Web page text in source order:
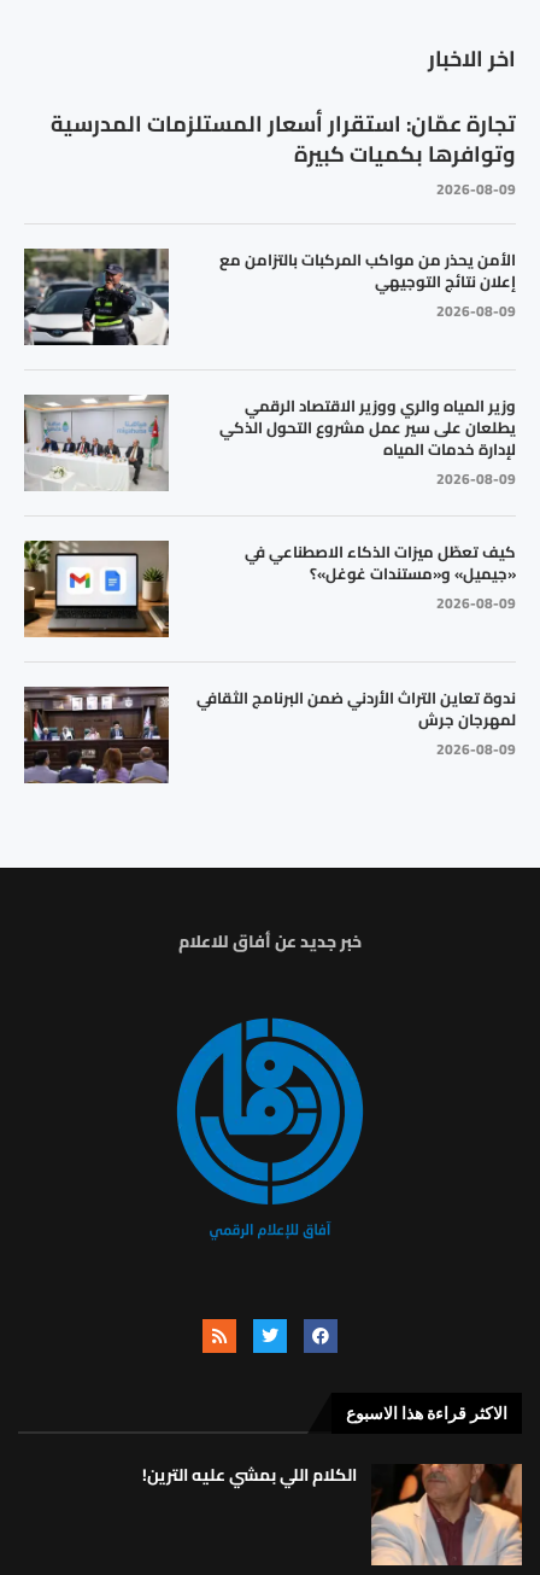
اخر الاخبار
تجارة عمّان: استقرار أسعار المستلزمات المدرسية
وتوافرها بكميات كبيرة
2026-08-09
الأمن يحذر من مواكب المركبات بالتزامن مع
إعلان نتائج التوجيهي
2026-08-09
وزير المياه والري ووزير الاقتصاد الرقمي
يطلعان على سير عمل مشروع التحول الذكي
لإدارة خدمات المياه
2026-08-09
كيف تعطّل ميزات الذكاء الاصطناعي في
«جيميل» و«مستندات غوغل»؟
2026-08-09
ندوة تعاين التراث الأردني ضمن البرنامج الثقافي
لمهرجان جرش
2026-08-09
خبر جديد عن أفاق للاعلام
الاكثر قراءة هذا الاسبوع
الكلام اللي بمشي عليه الترين!